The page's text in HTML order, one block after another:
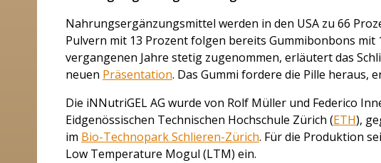
Nahrungsergänzungsmittel werden in den USA zu 66
Pulvern mit 13 Prozent folgen bereits Gummibonbons
vergangenen Jahre stetig zugenommen, erläutert das
neuen Präsentation. Das Gummi fordere die Pille heraus,
Die iNNutriGEL AG wurde von Rolf Müller und Federico
Eidgenössischen Technischen Hochschule Zürich (ETH),
im Bio-Technopark Schlieren-Zürich. Für die Produktion
Low Temperature Mogul (LTM) ein.